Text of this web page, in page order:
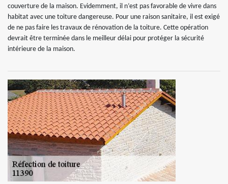
couverture de la maison. Evidemment, il n’est pas favorable de vivre dans
habitat avec une toiture dangereuse. Pour une raison sanitaire, il est exigé
de ne pas faire les travaux de rénovation de la toiture. Cette opération
devrait être terminée dans le meilleur délai pour protéger la sécurité
intérieure de la maison.